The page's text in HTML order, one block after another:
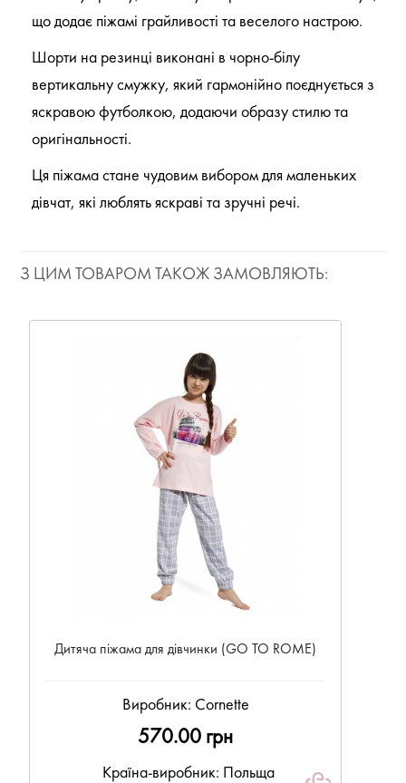
що додає піжамі грайливості та веселого настрою.
Шорти на резинці виконані в чорно-білу
вертикальну смужку, який гармонійно поєднується з
яскравою футболкою, додаючи образу стилю та
оригінальності.
Ця піжама стане чудовим вибором для маленьких
дівчат, які люблять яскраві та зручні речі.
З ЦИМ ТОВАРОМ ТАКОЖ ЗАМОВЛЯЮТЬ:
Дитяча піжама для дівчинки (GO TO ROME)
Виробник: Cornette
570.00 грн
Країна-виробник: Польща